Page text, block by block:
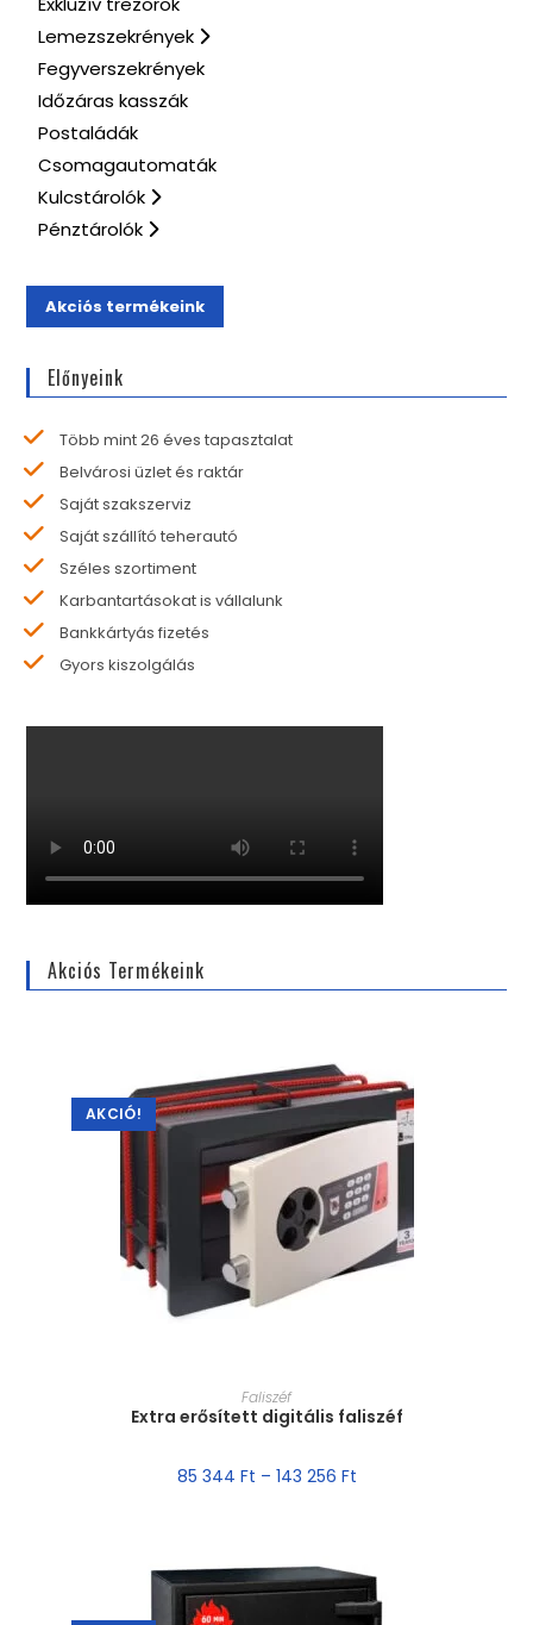
Lemezszekrények
Fegyverszekrények
Időzáras kasszák
Postaládák
Csomagautomaták
Kulcstárolók
Pénztárolók
Akciós termékeink
Előnyeink
Több mint 26 éves tapasztalat
Belvárosi üzlet és raktár
Saját szakszerviz
Saját szállító teherautó
Széles szortiment
Karbantartásokat is vállalunk
Bankkártyás fizetés
Gyors kiszolgálás
Akciós Termékeink
AKCIÓ!
MÉRET VÁLASZTÁSA
Faliszéf
Extra erősített digitális faliszéf
85 344 Ft – 143 256 Ft